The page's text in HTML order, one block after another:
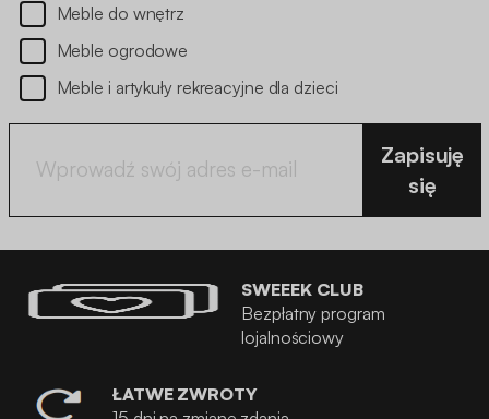
Meble do wnętrz
Meble ogrodowe
Meble i artykuły rekreacyjne dla dzieci
Zapisuję
się
SWEEEK CLUB
Bezpłatny program
lojalnościowy
ŁATWE ZWROTY